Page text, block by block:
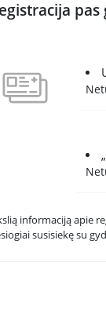
pas
informaciją apie
susisiekę su